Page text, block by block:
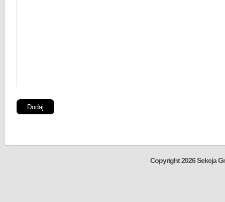
Copyright 2026 Sekcja